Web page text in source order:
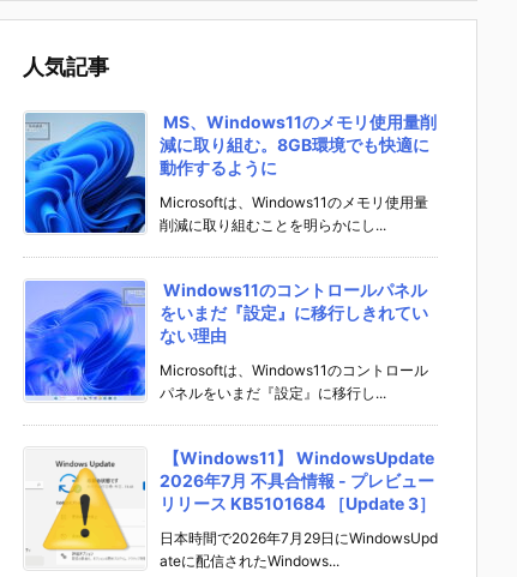
人気記事
MS、Windows11のメモリ使用量削
減に取り組む。8GB環境でも快適に
動作するように
Microsoftは、Windows11のメモリ使用量
削減に取り組むことを明らかにし...
Windows11のコントロールパネル
をいまだ『設定』に移行しきれてい
ない理由
Microsoftは、Windows11のコントロール
パネルをいまだ『設定』に移行し...
【Windows11】 WindowsUpdate
2026年7月 不具合情報 - プレビュー
リリース KB5101684 ［Update 3］
日本時間で2026年7月29日にWindowsUpd
ateに配信されたWindows...